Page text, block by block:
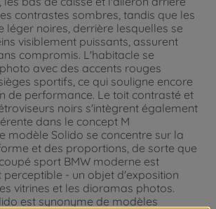
contrastes sombres, tandis que les
léger noires, derrière lesquelles se
visiblement puissants, assurent
compromis. L'habitacle se
avec des accents rouges
sportifs, ce qui souligne encore
de performance. Le toit contrasté et
noirs s'intègrent également
dans le concept M
modèle Solido se concentre sur la
et des proportions, de sorte que
sport BMW moderne est
- un objet d'exposition
vitrines et les dioramas photos.
est synonyme de modèles